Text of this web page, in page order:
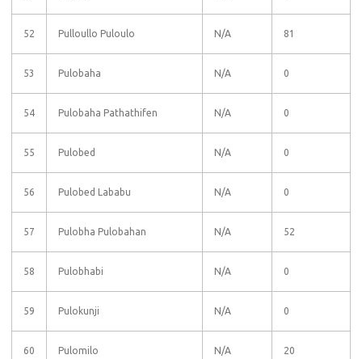
52 Pulloullo Puloulo N/A 81
53 Pulobaha N/A 0
54 Pulobaha Pathathifen N/A 0
55 Pulobed N/A 0
56 Pulobed Lababu N/A 0
57 Pulobha Pulobahan N/A 52
58 Pulobhabi N/A 0
59 Pulokunji N/A 0
60 Pulomilo N/A 20